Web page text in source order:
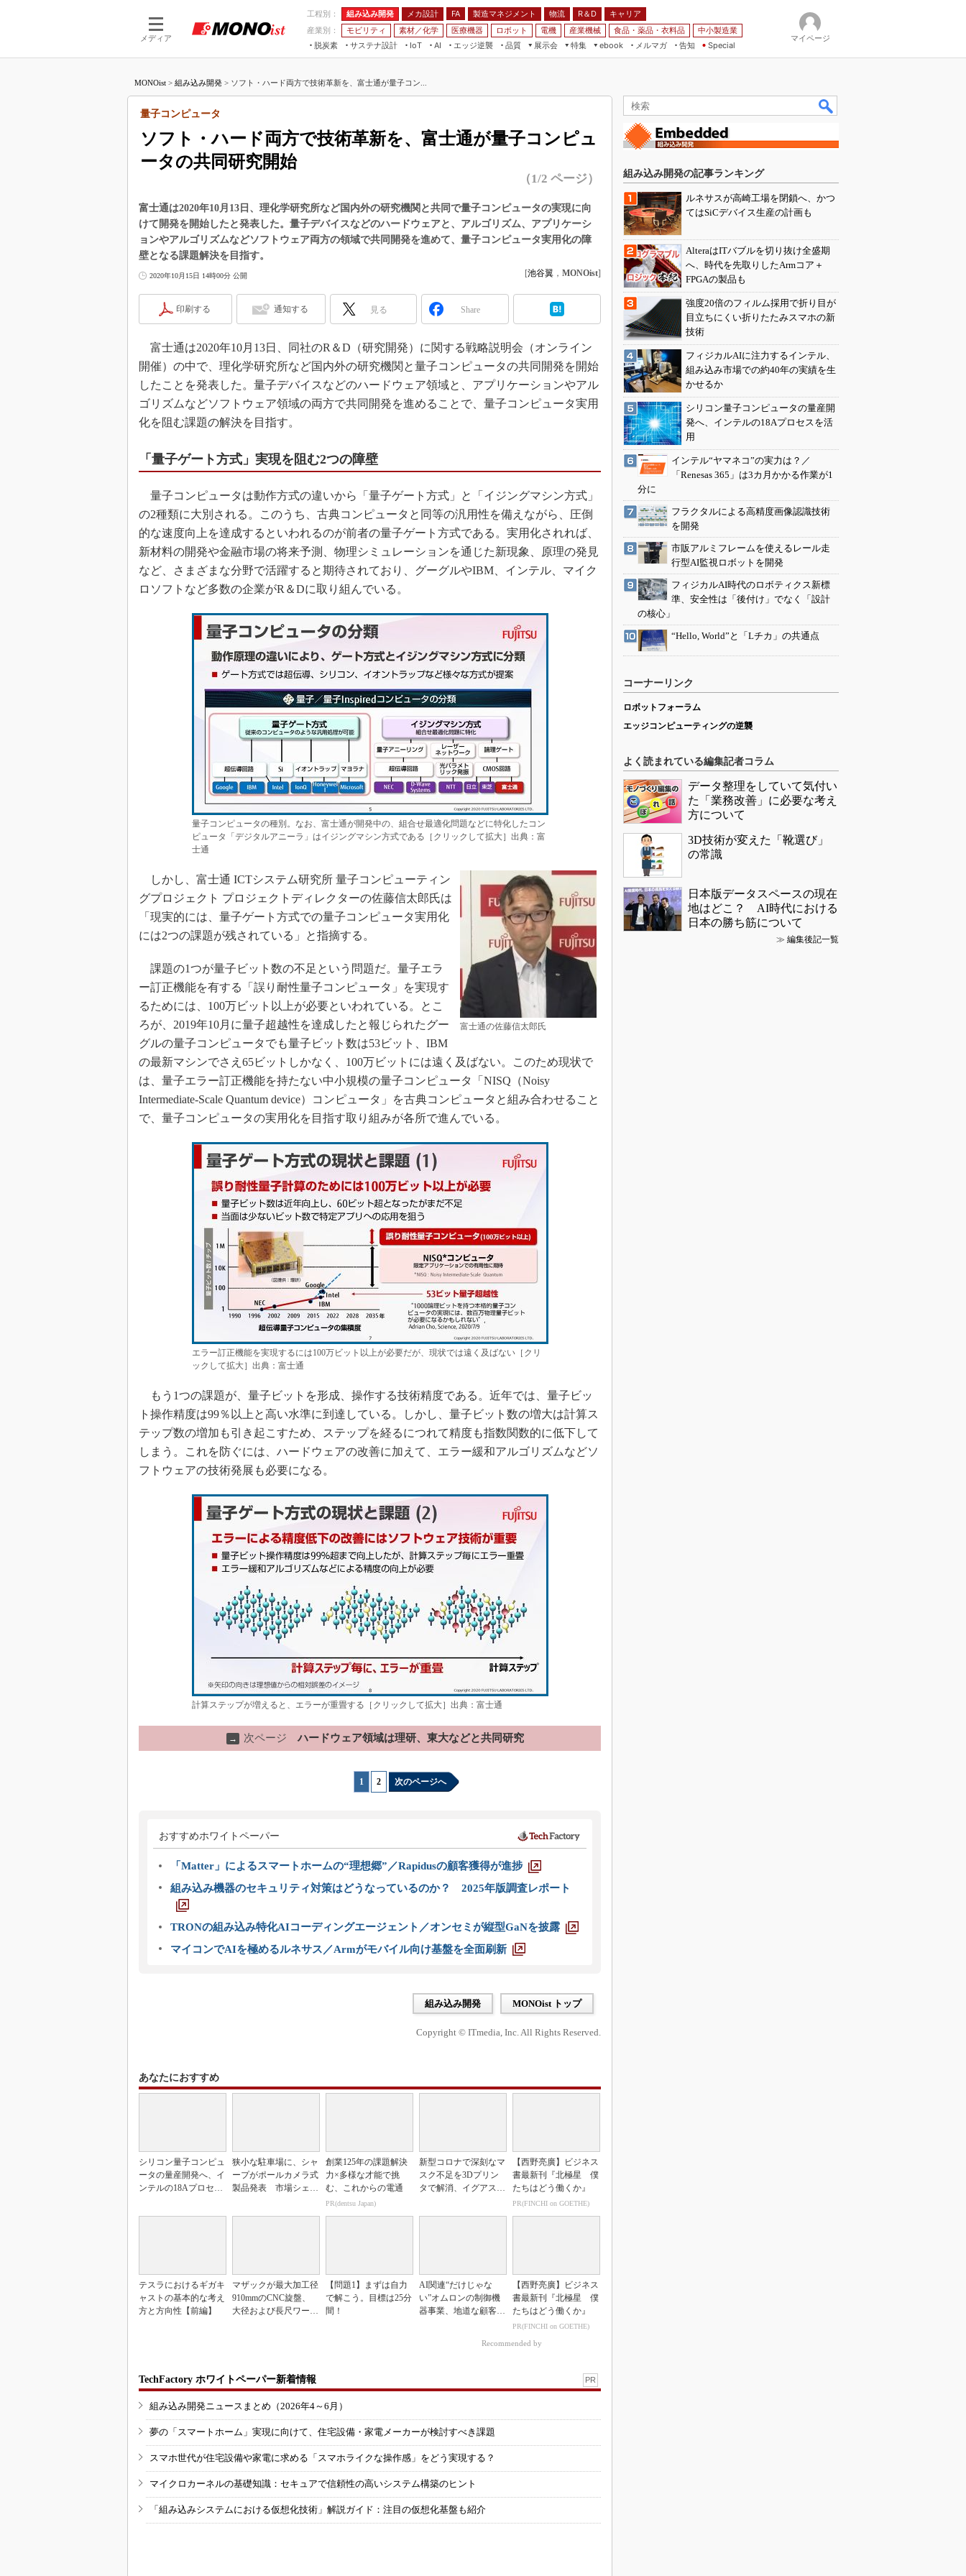
メディア
工程別： 組み込み開発 メカ設計 FA 製造マネジメント 物流 R＆D
キャリア
産業別：
モビリティ 素材／化学 医療機器 ロボット 電機 産業機械 食品・薬品・衣料品
中小製造業
脱炭素
サステナ設計
IoT
つながる工場
AI
AI×設備保全
エッジ逆襲 品質
展示会
JIMTOF
IIFES
TECHNO-FRONTIER
人テク展
スマート工場EXPO
日本ものづくりワールド
AUTOMOTIVE WORLD
特集
つながるクルマ
VR／AR
フィールドサービス
組み込みモデリング
Windows Embedded
無償設計ツール
3Dプリンタ
デジタルツインとCAE
S＆OP
インダストリー4.0
海外生産
グローバル設計・開発
制御セキュリティ
ebook
FA
モビリティ
メルマガ
告知 Special
マイページ
MONOist > 組み込み開発 > ソフト・ハード両方で技術革新を、富士通が量子コン...
ソフト・ハード両方で技術革新を、富士通が量子コンピュ
ータの共同研究開始
量子コンピュータ
（1/2 ページ）
富士通は2020年10月13日、理化学研究所など国内外の研究機関と共同で量子コンピュータの実現に向
けて開発を開始したと発表した。量子デバイスなどのハードウェアと、アルゴリズム、アプリケーシ
ョンやアルゴリズムなどソフトウェア両方の領域で共同開発を進めて、量子コンピュータ実用化の障
壁となる課題解決を目指す。
2020年10月15日 14時00分 公開 [池谷翼 ， MONOist]
印刷する 通知する 見る Share
富士通は2020年10月13日、同社のR＆D（研究開発）に関する戦略説明会（オンライン
開催）の中で、理化学研究所など国内外の研究機関と量子コンピュータの共同開発を開始
したことを発表した。量子デバイスなどのハードウェア領域と、アプリケーションやアル
ゴリズムなどソフトウェア領域の両方で共同開発を進めることで、量子コンピュータ実用
化を阻む課題の解決を目指す。
「量子ゲート方式」実現を阻む2つの障壁
量子コンピュータは動作方式の違いから「量子ゲート方式」と「イジングマシン方式」
の2種類に大別される。このうち、古典コンピュータと同等の汎用性を備えながら、圧倒
的な速度向上を達成するといわれるのが前者の量子ゲート方式である。実用化されれば、
新材料の開発や金融市場の将来予測、物理シミュレーションを通じた新現象、原理の発見
など、さまざまな分野で活躍すると期待されており、グーグルやIBM、インテル、マイク
ロソフトなど多数の企業がR＆Dに取り組んでいる。
量子コンピュータの種別。なお、富士通が開発中の、組合せ最適化問題などに特化したコン
ピュータ「デジタルアニーラ」はイジングマシン方式である［クリックして拡大］出典：富
士通
富士通の佐藤信太郎氏
しかし、富士通 ICTシステム研究所 量子コンピューティン
グプロジェクト プロジェクトディレクターの佐藤信太郎氏は
「現実的には、量子ゲート方式での量子コンピュータ実用化
には2つの課題が残されている」と指摘する。
課題の1つが量子ビット数の不足という問題だ。量子エラ
ー訂正機能を有する「誤り耐性量子コンピュータ」を実現す
るためには、100万ビット以上が必要といわれている。とこ
ろが、2019年10月に量子超越性を達成したと報じられたグー
グルの量子コンピュータでも量子ビット数は53ビット、IBM
の最新マシンでさえ65ビットしかなく、100万ビットには遠く及ばない。このため現状で
は、量子エラー訂正機能を持たない中小規模の量子コンピュータ「NISQ（Noisy
Intermediate-Scale Quantum device）コンピュータ」を古典コンピュータと組み合わせること
で、量子コンピュータの実用化を目指す取り組みが各所で進んでいる。
エラー訂正機能を実現するには100万ビット以上が必要だが、現状では遠く及ばない［クリ
ックして拡大］出典：富士通
もう1つの課題が、量子ビットを形成、操作する技術精度である。近年では、量子ビッ
ト操作精度は99％以上と高い水準に到達している。しかし、量子ビット数の増大は計算ス
テップ数の増加も引き起こすため、ステップを経るにつれて精度も指数関数的に低下して
しまう。これを防ぐには、ハードウェアの改善に加えて、エラー緩和アルゴリズムなどソ
フトウェアの技術発展も必要になる。
計算ステップが増えると、エラーが重畳する［クリックして拡大］出典：富士通
→ 次ページ ハードウェア領域は理研、東大などと共同研究
1 2 次のページへ
おすすめホワイトペーパー
「Matter」によるスマートホームの“理想郷”／Rapidusの顧客獲得が進捗
組み込み機器のセキュリティ対策はどうなっているのか？ 2025年版調査レポート
TRONの組み込み特化AIコーディングエージェント／オンセミが縦型GaNを披露
マイコンでAIを極めるルネサス／Armがモバイル向け基盤を全面刷新
組み込み開発 MONOist トップ
Copyright © ITmedia, Inc. All Rights Reserved.
あなたにおすすめ
シリコン量子コンピュ
ータの量産開発へ、イ
ンテルの18Aプロセス
狭小な駐車場に、シャ
ープがポールカメラ式
製品発表 市場シェア
創業125年の課題解決
力×多様な才能で挑
む、これからの電通
PR(dentsu Japan)
新型コロナで深刻なマ
スク不足を3Dプリン
タで解消、イグアスが
【西野亮廣】ビジネス
書最新刊『北極星 僕
たちはどう働くか』
PR(FINCHI on GOETHE)
テスラにおけるギガキ
ャストの基本的な考え
方と方向性【前編】
マザックが最大加工径
910mmのCNC旋盤、
大径および長尺ワーク
【問題1】まずは自力
で解こう。目標は25分
間！
AI関連“だけじゃな
い”オムロンの制御機
器事業、地道な顧客基
【西野亮廣】ビジネス
書最新刊『北極星 僕
たちはどう働くか』
PR(FINCHI on GOETHE)
Recommended by
TechFactory ホワイトペーパー新着情報 PR
組み込み開発ニュースまとめ（2026年4～6月）
夢の「スマートホーム」実現に向けて、住宅設備・家電メーカーが検討すべき課題
スマホ世代が住宅設備や家電に求める「スマホライクな操作感」をどう実現する？
マイクロカーネルの基礎知識：セキュアで信頼性の高いシステム構築のヒント
「組み込みシステムにおける仮想化技術」解説ガイド：注目の仮想化基盤も紹介
組み込み開発の記事ランキング
ルネサスが高崎工場を閉鎖へ、かつ
てはSiCデバイス生産の計画も
AlteraはITバブルを切り抜け全盛期
へ、時代を先取りしたArmコア＋
FPGAの製品も
強度20倍のフィルム採用で折り目が
目立ちにくい折りたたみスマホの新
技術
フィジカルAIに注力するインテル、
組み込み市場での約40年の実績を生
かせるか
シリコン量子コンピュータの量産開
発へ、インテルの18Aプロセスを活
用
インテル“ヤマネコ”の実力は？／
「Renesas 365」は3カ月かかる作業が1
分に
フラクタルによる高精度画像認識技術
を開発
市販アルミフレームを使えるレール走
行型AI監視ロボットを開発
フィジカルAI時代のロボティクス新標
準、安全性は「後付け」でなく「設計
の核心」
“Hello, World”と「Lチカ」の共通点
コーナーリンク
ロボットフォーラム
エッジコンピューティングの逆襲
よく読まれている編集記者コラム
データ整理をしていて気付い
た「業務改善」に必要な考え
方について
3D技術が変えた「靴選び」
の常識
日本版データスペースの現在
地はどこ？ AI時代における
日本の勝ち筋について
≫ 編集後記一覧